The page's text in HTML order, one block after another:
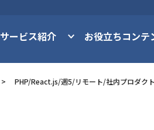
サービス紹介 お役立ちコンテ
PHP/React.js/週5/リモート/社内プロダク